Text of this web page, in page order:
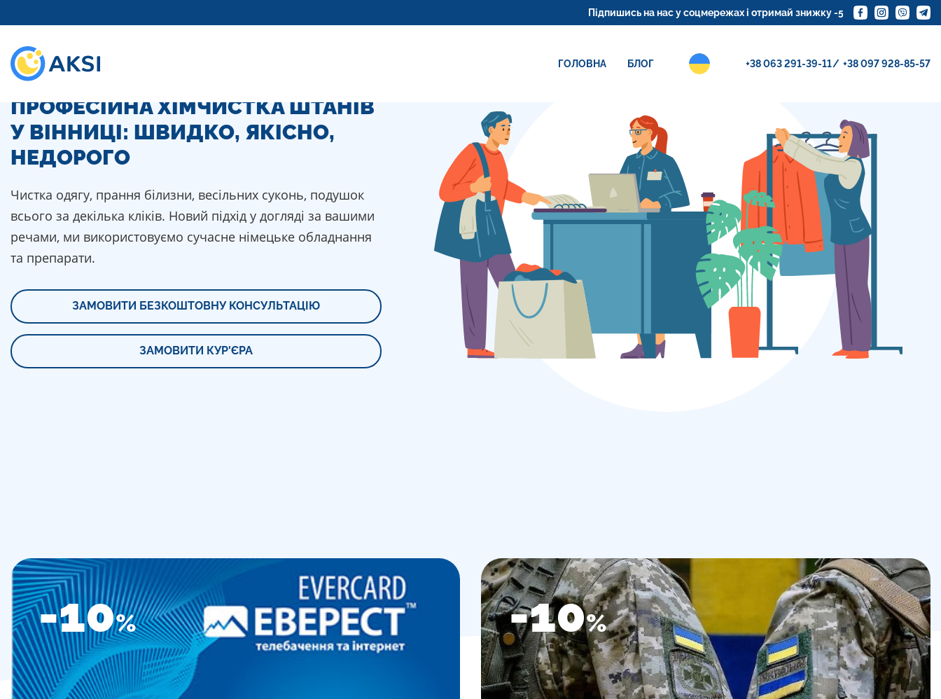
Підпишись на нас у соцмережах і отримай знижку -5% Замовте доставку
ГОЛОВНА БЛОГ +38 063 291-39-11 +38 097 928-85-57
ПРОФЕСІЙНА ХІМЧИСТКА ШТАНІВ
У ВІННИЦІ: ШВИДКО, ЯКІСНО,
НЕДОРОГО
Чистка одягу, прання білизни, весільних суконь, подушок
всього за декілька кліків. Новий підхід у догляді за вашими
речами, ми використовуємо сучасне німецьке обладнання
та препарати.
ЗАМОВИТИ БЕЗКОШТОВНУ КОНСУЛЬТАЦІЮ
ЗАМОВИТИ КУР'ЄРА
-10% -10%